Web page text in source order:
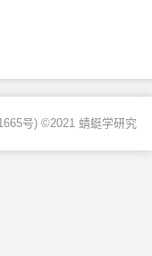
号) ©2021 蜻蜓学研究